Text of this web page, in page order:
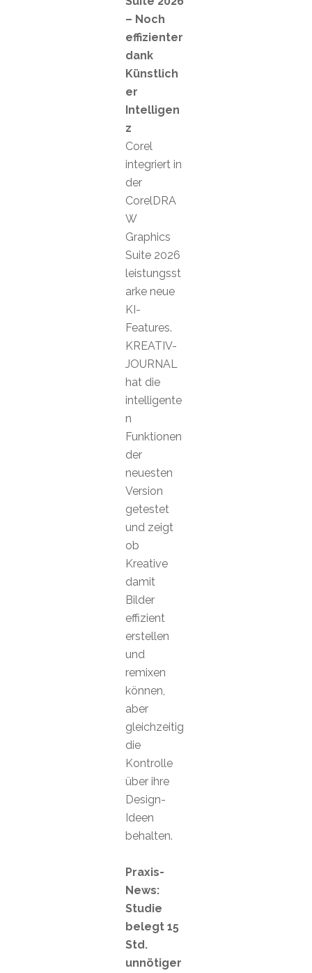
– Noch
effizienter
dank
Künstlich
er
Intelligen
z
Corel
integriert in
der
CorelDRA
W
Graphics
Suite 2026
leistungsst
arke neue
KI-
Features.
KREATIV-
JOURNAL
hat die
intelligente
n
Funktionen
der
neuesten
Version
getestet
und zeigt
ob
Kreative
damit
Bilder
effizient
erstellen
und
remixen
können,
aber
gleichzeitig
die
Kontrolle
über ihre
Design-
Ideen
behalten.
Praxis-
News:
Studie
belegt 15
Std.
unnötiger